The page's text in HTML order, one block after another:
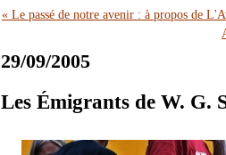
« Le passé de notre avenir : à propos de
29/09/2005
Les Émigrants de W. G.